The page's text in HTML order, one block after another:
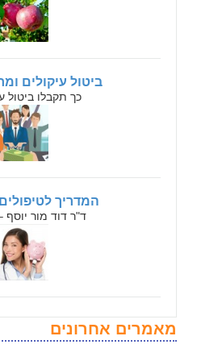
ביטול עיקולים
כך תקבלו ביטול
המדריך
ד"ר דוד מור יוסף
מאמרים אחרונים